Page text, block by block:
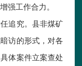
强工作合力。
追究。县非煤矿
访的形式，对各
体案件立案查处